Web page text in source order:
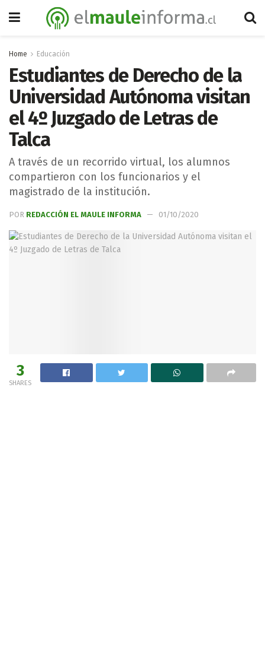
Home Educación
Estudiantes de Derecho de la
Universidad Autónoma visitan
el 4º Juzgado de Letras de
Talca
A través de un recorrido virtual, los alumnos
compartieron con los funcionarios y el
magistrado de la institución.
POR REDACCIÓN EL MAULE INFORMA 01/10/2020
3
SHARES